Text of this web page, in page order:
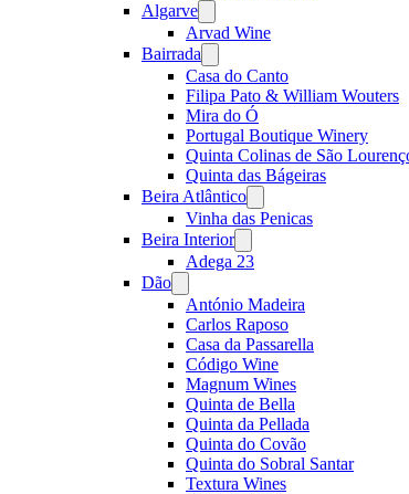
Algarve
menu
Arvad Wine
Bairrada
menu
Casa do Canto
Filipa Pato & William Wouters
Mira do Ó
Portugal Boutique Winery
Quinta Colinas de São
Quinta das Bágeiras
Beira Atlântico
menu
Vinha das Penicas
Beira Interior
menu
Adega 23
Dão
menu
António Madeira
Carlos Raposo
Casa da Passarella
Código Wine
Magnum Wines
Quinta de Bella
Quinta da Pellada
Quinta do Covão
Quinta do Sobral Santar
Textura Wines